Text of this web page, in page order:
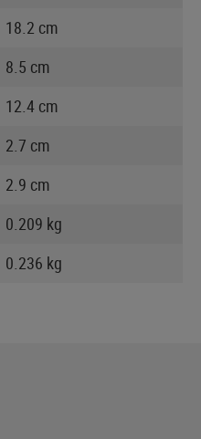
18.2 cm
8.5 cm
12.4 cm
2.7 cm
2.9 cm
0.209 kg
0.236 kg